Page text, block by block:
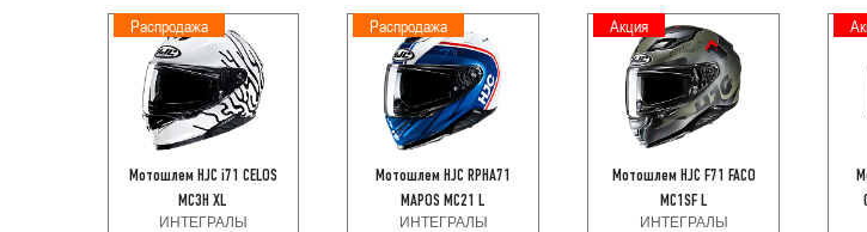
Распродажа
Мотошлем HJC i71 CELOS
MC3H XL
ИНТЕГРАЛЫ
Распродажа
Мотошлем HJC RPHA71
MAPOS MC21 L
ИНТЕГРАЛЫ
Акция
Мотошлем HJC F71 FACO
MC1SF L
ИНТЕГРАЛЫ